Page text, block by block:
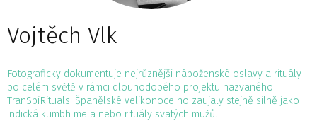
Vojtěch Vlk
Fotograficky dokumentuje nejrůznější náboženské oslavy a rituály
po celém světě v rámci dlouhodobého projektu nazvaného
TranSpiRituals. Španělské velikonoce ho zaujaly stejně silně jako
indická kumbh mela nebo rituály svatých mužů.